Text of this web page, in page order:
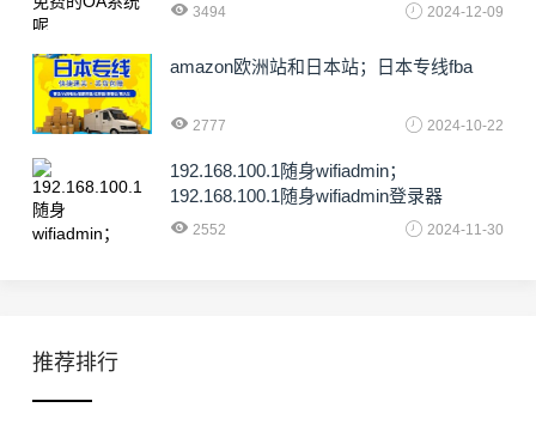
3494 2024-12-09
amazon欧洲站和日本站；日本专线fba
2777 2024-10-22
192.168.100.1随身wifiadmin；
192.168.100.1随身wifiadmin登录器
2552 2024-11-30
推荐排行